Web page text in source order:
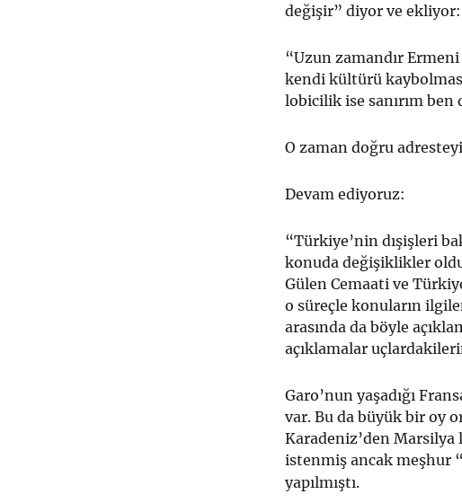
değişir” diyor ve ekliyor:
“Uzun zamandır
kendi kültürü
lobicilik ise sanırım ben
O zaman doğru
Devam ediyoruz:
“Türkiye’nin dışişleri
konuda değişiklikler
Gülen Cemaati ve
o süreçle konuların
arasında da böyle
açıklamalar
Garo’nun yaşadığı
var. Bu da büyük bir oy
Karadeniz’den
istenmiş ancak meşhur
yapılmıştı.